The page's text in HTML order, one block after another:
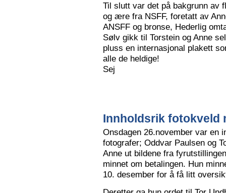
Til slutt var det på bakgrunn av
og ære fra NSFF, foretatt av
ANSFF og bronse, Hederlig
Sølv gikk til Torstein og Anne
pluss en internasjonal plakett
alle de heldige!
Sej
Innholdsrik fotokveld
Onsdagen 26.november var en
fotografer; Oddvar Paulsen og
Anne ut bildene fra
minnet om betalingen. Hun
10. desember for å få litt